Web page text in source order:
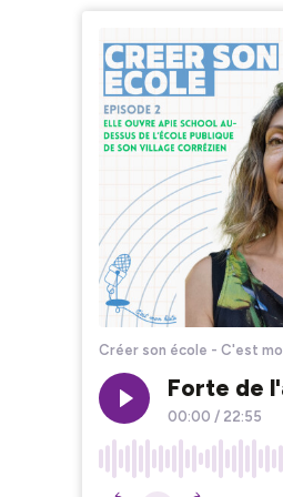
Créer son école - C'est
Forte de
00:00 / 22:55